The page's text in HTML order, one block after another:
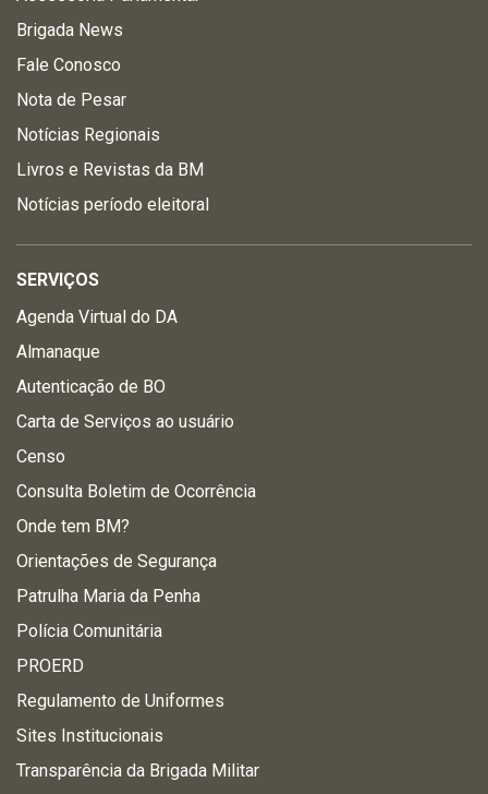
Brigada News
Fale Conosco
Nota de Pesar
Notícias Regionais
Livros e Revistas da BM
Notícias período eleitoral
SERVIÇOS
Agenda Virtual do DA
Almanaque
Autenticação de BO
Carta de Serviços ao usuário
Censo
Consulta Boletim de Ocorrência
Onde tem BM?
Orientações de Segurança
Patrulha Maria da Penha
Polícia Comunitária
PROERD
Regulamento de Uniformes
Sites Institucionais
Transparência da Brigada Militar